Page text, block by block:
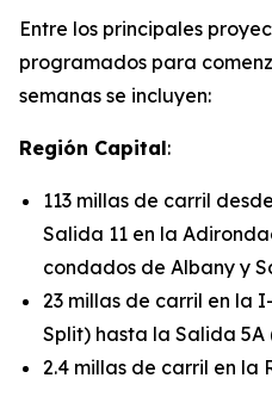
Entre los principales
programados para
semanas se incluyen:
Región Capital:
113 millas de carril
Salida 11 en la
condados de Albany y
23 millas de carril en la
Split) hasta la Salida 5A
2.4 millas de carril en la